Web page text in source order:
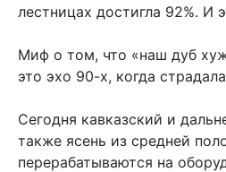
лестницах достигла 92%. И
Миф о том, что «наш дуб
это эхо 90-х, когда
Сегодня кавказский и
также ясень из средней
перерабатываются на